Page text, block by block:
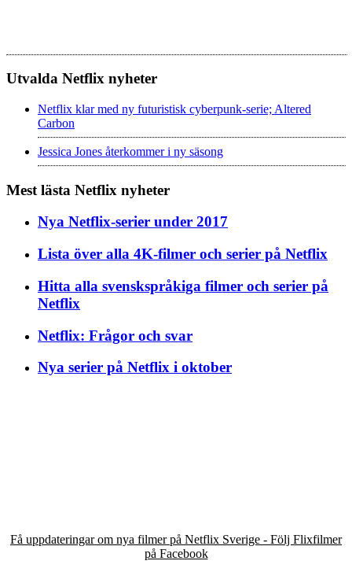
Utvalda Netflix nyheter
Netflix klar med ny futuristisk cyberpunk-serie; Altered
Carbon
Jessica Jones återkommer i ny säsong
Mest lästa Netflix nyheter
Nya Netflix-serier under 2017
Lista över alla 4K-filmer och serier på Netflix
Hitta alla svenskspråkiga filmer och serier på
Netflix
Netflix: Frågor och svar
Nya serier på Netflix i oktober
Få uppdateringar om nya filmer på Netflix Sverige - Följ Flixfilmer
på Facebook